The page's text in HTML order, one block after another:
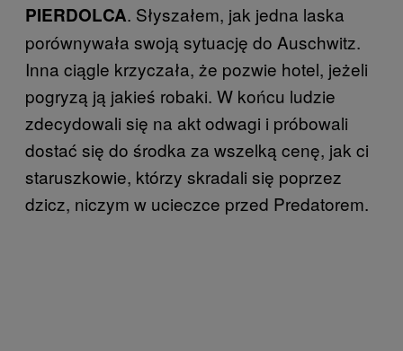
PIERDOLCA. Słyszałem, jak jedna laska
porównywała swoją sytuację do Auschwitz.
Inna ciągle krzyczała, że pozwie hotel, jeżeli
pogryzą ją jakieś robaki. W końcu ludzie
zdecydowali się na akt odwagi i próbowali
dostać się do środka za wszelką cenę, jak ci
staruszkowie, którzy skradali się poprzez
dzicz, niczym w ucieczce przed Predatorem.